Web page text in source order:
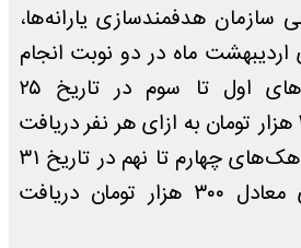
سازمان هدفمندسازی یارانه‌ها،
اردیبهشت‌ ماه در دو نوبت انجام
خواهد شد. دهک‌های اول تا سوم در تاریخ ۲۵
اردیبهشت، مبلغ ۴۰۰ هزار تومان به ازای هر نفر دریافت
می‌کنند. همچنین دهک‌های چهارم تا نهم در تاریخ ۳۱
اردیبهشت، یارانه‌ای معادل ۳۰۰ هزار تومان دریافت